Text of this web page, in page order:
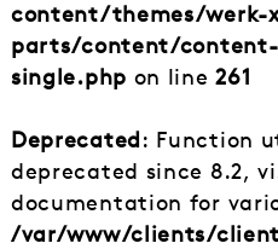
content/themes/
parts/content/
single.php on line261
Deprecated: Function
deprecated since 8.2,
documentation for
/var/www/clients/